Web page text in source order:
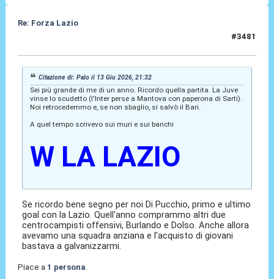
Re: Forza Lazio
#3481
Citazione di: Palo il 13 Giu 2026, 21:32
Sei più grande di me di un anno. Ricordo quella partita. La Juve
vinse lo scudetto (l'Inter perse a Mantova con paperona di Sarti).
Noi retrocedemmo e, se non sbaglio, si salvò il Bari.
A quel tempo scrivevo sui muri e sui banchi
W LA LAZIO
Se ricordo bene segno per noi Di Pucchio, primo e ultimo
goal con la Lazio. Quell'anno comprammo altri due
centrocampisti offensivi, Burlando e Dolso. Anche allora
avevamo una squadra anziana e l'acquisto di giovani
bastava a galvanizzarmi.
Piace a 1 persona